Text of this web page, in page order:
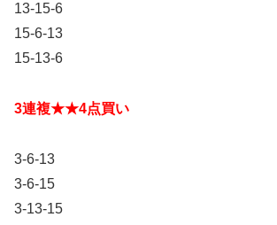
13-15-6
15-6-13
15-13-6
3連複★★4点買い
3-6-13
3-6-15
3-13-15